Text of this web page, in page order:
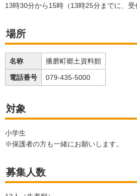
13時30分から15時（13時25分までに、受
場所
名称 播磨町郷土資料館
電話番号 079-435-5000
対象
小学生
※保護者の方も一緒にお願いします。
募集人数